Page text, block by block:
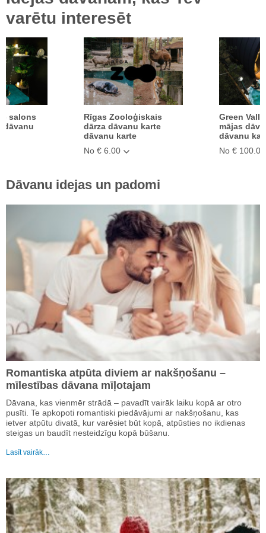
varētu interesēt
- salons
dāvanu
Rīgas Zooloģiskais
dārza dāvanu karte
dāvanu karte
No € 6.00
Green
mājas
dāvanu
No € 100.00
Dāvanu idejas un padomi
Romantiska atpūta diviem ar nakšņošanu –
mīlestības dāvana mīļotajam
Dāvana, kas vienmēr strādā – pavadīt vairāk laiku kopā ar otro
pusīti. Te apkopoti romantiski piedāvājumi ar nakšņošanu, kas
ietver atpūtu divatā, kur varēsiet būt kopā, atpūsties no ikdienas
steigas un baudīt nesteidzīgu kopā būšanu.
Lasīt vairāk…